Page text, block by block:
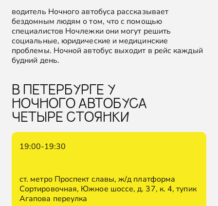
водитель Ночного автобуса рассказывает
бездомным людям о том, что с помощью
специалистов Ночлежки они могут решить
социальные, юридические и медицинские
проблемы. Ночной автобус выходит в рейс каждый
будний день.
В ПЕТЕРБУРГЕ У
НОЧНОГО АВТОБУСА
ЧЕТЫРЕ СТОЯНКИ
19:00-19:30
ст. метро Проспект славы, ж/д платформа
Сортировочная, Южное шоссе, д. 37, к. 4, тупик
Агапова переулка